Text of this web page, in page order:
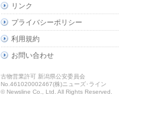
リンク
プライバシーポリシー
利用規約
お問い合わせ
古物営業許可 新潟県公安委員会
No.461020002467(株)ニューズ･ライン
© Newsline Co., Ltd. All Rights Reserved.